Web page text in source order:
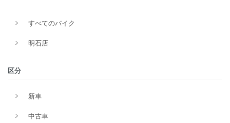
すべてのバイク
明石店
区分
新車
中古車
タイプ
メーカー
排気量